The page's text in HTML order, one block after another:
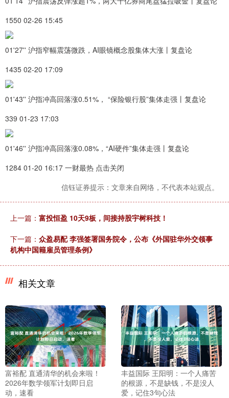
1550 02-26 15:45
01'27'' 沪指窄幅震荡微跌，AI眼镜概念股集体大涨丨复盘论
1435 02-20 17:09
01'43'' 沪指冲高回落涨0.51%， “保险银行股”集体走强丨复盘论
339 01-23 17:03
01'46'' 沪指冲高回落涨0.08%，“AI硬件”集体走强丨复盘论
1284 01-20 16:17 一财最热 点击关闭
信钰证券提示：文章来自网络，不代表本站观点。
上一篇： 富投恒盈 10天9板，间接持股宇树科技！
下一篇： 众盈易配 李强签署国务院令，公布《外国驻华外交领事
机构中国籍雇员管理条例》
相关文章
富裕配 直通清华的机会来啦！
2026年数学领军计划即日启
动，速看
丰益国际 王阳明：一个人痛苦
的根源，不是缺钱，不是没人
爱，记住3句心法